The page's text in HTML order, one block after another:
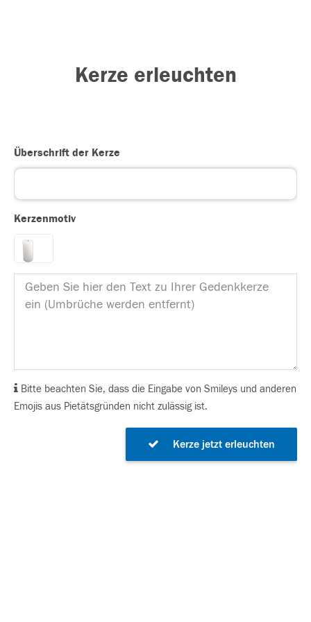
Kerze erleuchten
Überschrift der Kerze
Kerzenmotiv
Bitte beachten Sie, dass die Eingabe von Smileys und anderen
Emojis aus Pietätsgründen nicht zulässig ist.
Kerze jetzt erleuchten